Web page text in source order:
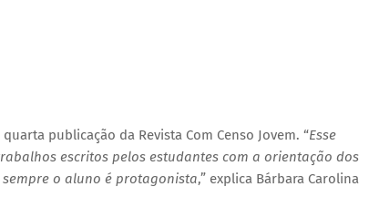
publicação da Revista Com Censo Jovem. “Esse
escritos pelos estudantes com a orientação dos
o aluno é protagonista,” explica Bárbara Carolina